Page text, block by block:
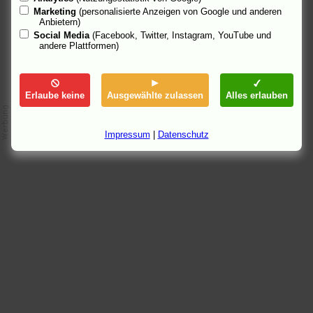
28.5.06 22:35
Marketing (personalisierte Anzeigen von Google und anderen
Anbietern)
Social Media (Facebook, Twitter, Instagram, YouTube und
andere Plattformen)
Erlaube keine Ausgewählte zulassen Alles erlauben
Impressum Datenschutz